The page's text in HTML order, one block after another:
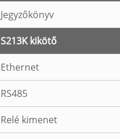
Jegyzőkönyv
S213K kikötő
Ethernet
RS485
Relé kimenet